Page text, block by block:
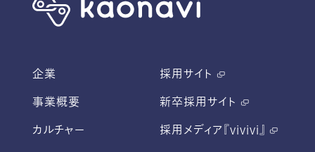
企業
事業概要
カルチャー
採用サイト
新卒採用サイト
採用メディア『vivivi』